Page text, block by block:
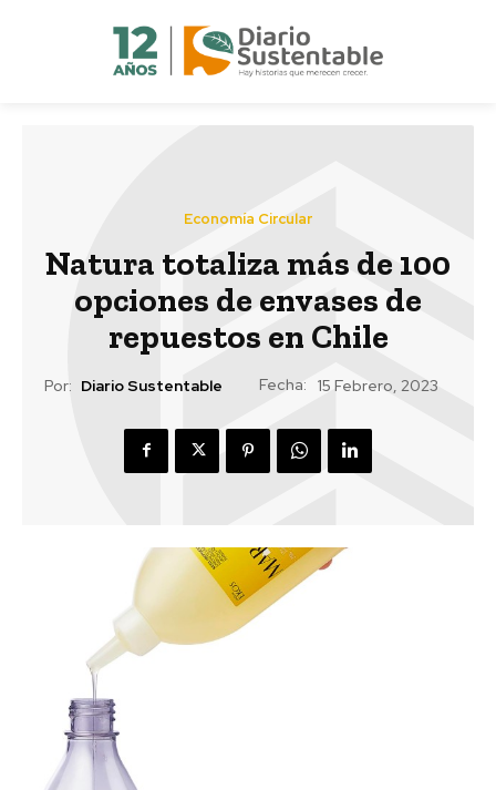
Economía Circular
Natura totaliza más de 100
opciones de envases de
repuestos en Chile
Por: Diario Sustentable Fecha: 15 Febrero, 2023